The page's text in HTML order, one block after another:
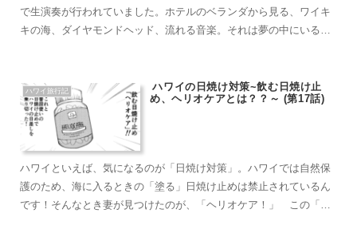
で生演奏が行われていました。ホテルのベランダから見る、ワイキ
キの海、ダイヤモンドヘッド、流れる音楽。それは夢の中にいるよ
ハワイ旅行記
ハワイの日焼け対策~飲む日焼け止
め、ヘリオケアとは？？～ (第17話)
ハワイといえば、気になるのが「日焼け対策」。ハワイでは自然保
護のため、海に入るときの「塗る」日焼け止めは禁止されているん
です！そんなとき妻が見つけたのが、「ヘリオケア！」 この「ヘ